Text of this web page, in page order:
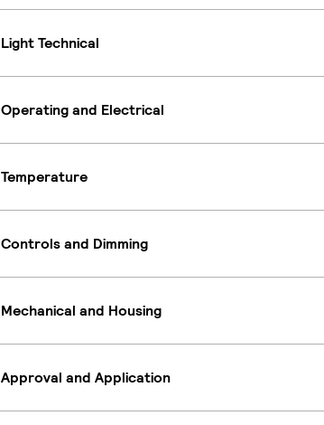
Light Technical
Operating and Electrical
Temperature
Controls and Dimming
Mechanical and Housing
Approval and Application